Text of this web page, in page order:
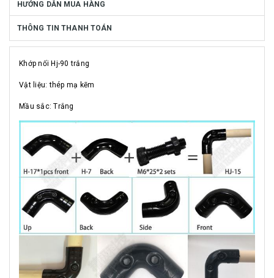
HƯỚNG DẪN MUA HÀNG
THÔNG TIN THANH TOÁN
Khớp nối Hj-90 trắng
Vật liệu: thép mạ kẽm
Mầu sắc: Trắng